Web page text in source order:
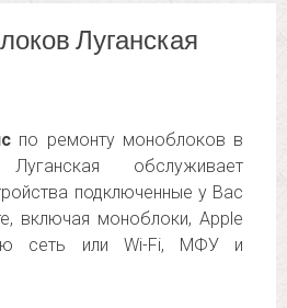
Луганская
по ремонту моноблоков в
обслуживает
подключенные у Вас
включая моноблоки, Apple
сеть или Wi-Fi, МФУ и